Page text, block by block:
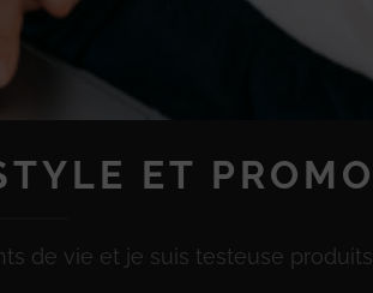
ET PROMO
de vie et je suis testeuse produits.